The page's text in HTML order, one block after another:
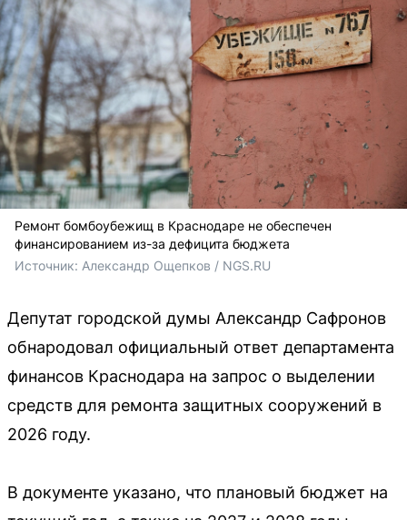
Ремонт бомбоубежищ в Краснодаре не обеспечен
финансированием из-за дефицита бюджета
Источник: Александр Ощепков / NGS.RU
Депутат городской думы Александр Сафронов
обнародовал официальный ответ департамента
финансов Краснодара на запрос о выделении
средств для ремонта защитных сооружений в
2026 году.
В документе указано, что плановый бюджет на